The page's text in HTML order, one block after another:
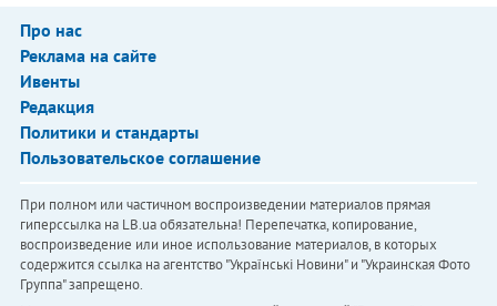
Про нас
Реклама на сайте
Ивенты
Редакция
Политики и стандарты
Пользовательское соглашение
При полном или частичном воспроизведении материалов прямая
гиперссылка на LB.ua обязательна! Перепечатка, копирование,
воспроизведение или иное использование материалов, в которых
содержится ссылка на агентство "Українськi Новини" и "Украинская Фото
Группа" запрещено.